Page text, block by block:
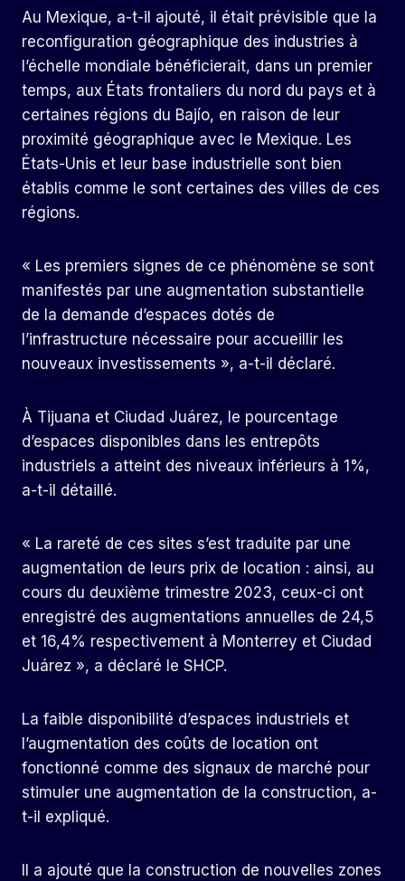
Au Mexique, a-t-il ajouté, il était prévisible que la
reconfiguration géographique des industries à
l’échelle mondiale bénéficierait, dans un premier
temps, aux États frontaliers du nord du pays et à
certaines régions du Bajío, en raison de leur
proximité géographique avec le Mexique. Les
États-Unis et leur base industrielle sont bien
établis comme le sont certaines des villes de ces
régions.
« Les premiers signes de ce phénomène se sont
manifestés par une augmentation substantielle
de la demande d’espaces dotés de
l’infrastructure nécessaire pour accueillir les
nouveaux investissements », a-t-il déclaré.
À Tijuana et Ciudad Juárez, le pourcentage
d’espaces disponibles dans les entrepôts
industriels a atteint des niveaux inférieurs à 1%,
a-t-il détaillé.
« La rareté de ces sites s’est traduite par une
augmentation de leurs prix de location : ainsi, au
cours du deuxième trimestre 2023, ceux-ci ont
enregistré des augmentations annuelles de 24,5
et 16,4% respectivement à Monterrey et Ciudad
Juárez », a déclaré le SHCP.
La faible disponibilité d’espaces industriels et
l’augmentation des coûts de location ont
fonctionné comme des signaux de marché pour
stimuler une augmentation de la construction, a-
t-il expliqué.
Il a ajouté que la construction de nouvelles zones